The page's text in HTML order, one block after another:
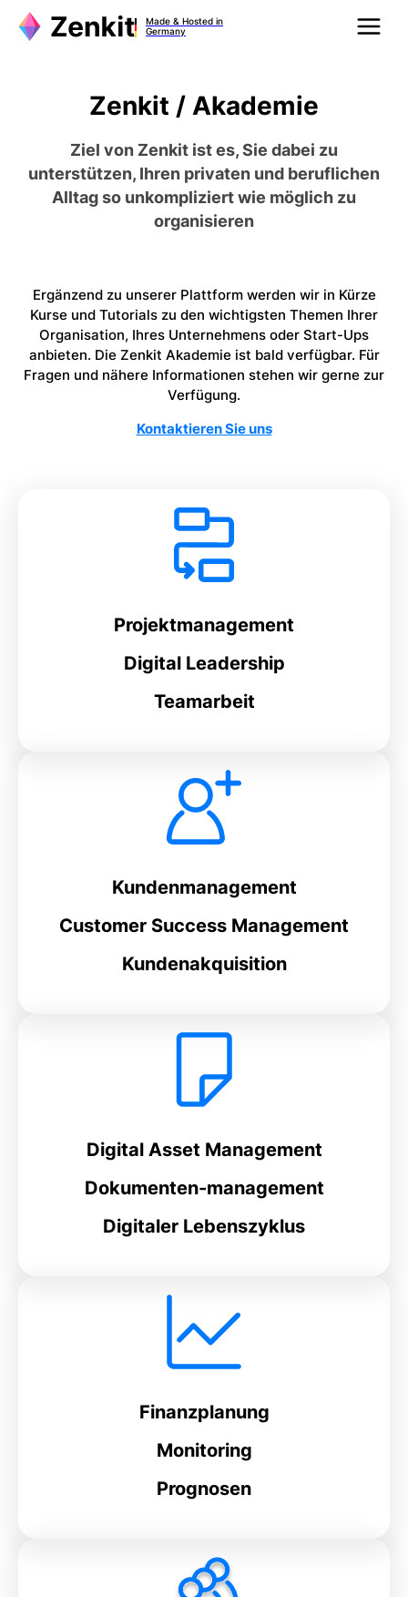
Made & Hosted in
Germany
Zenkit / Akademie
Ziel von Zenkit ist es, Sie dabei zu
unterstützen, Ihren privaten und beruflichen
Alltag so unkompliziert wie möglich zu
organisieren
Ergänzend zu unserer Plattform werden wir in Kürze
Kurse und Tutorials zu den wichtigsten Themen Ihrer
Organisation, Ihres Unternehmens oder Start-Ups
anbieten. Die Zenkit Akademie ist bald verfügbar. Für
Fragen und nähere Informationen stehen wir gerne zur
Verfügung.
Kontaktieren Sie uns
Projektmanagement
Digital Leadership
Teamarbeit
Kundenmanagement
Customer Success Management
Kundenakquisition
Digital Asset Management
Dokumenten-management
Digitaler Lebenszyklus
Finanzplanung
Monitoring
Prognosen